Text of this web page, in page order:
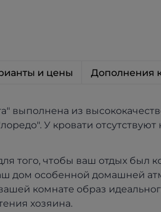
и цены Дополнения
выполнена из
У кровати
того, чтобы ваш отдых был
дом особенной домашней
комнате образ
хозяина.